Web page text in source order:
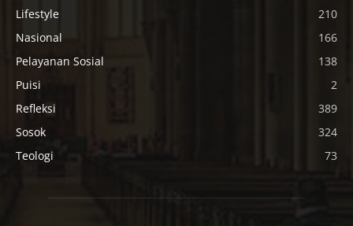
Lifestyle
210
Nasional
166
Pelayanan Sosial
138
Puisi
2
Refleksi
389
Sosok
324
Teologi
73